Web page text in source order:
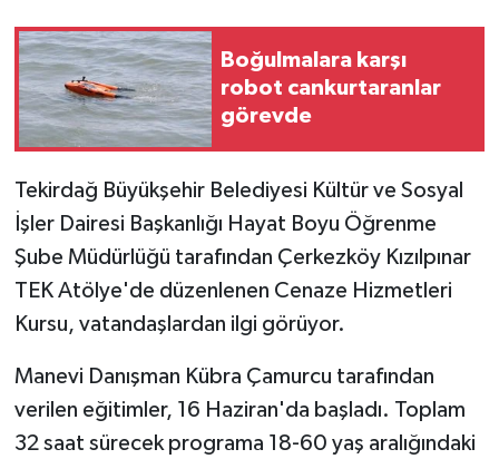
Boğulmalara karşı
robot cankurtaranlar
görevde
Tekirdağ Büyükşehir Belediyesi Kültür ve Sosyal
İşler Dairesi Başkanlığı Hayat Boyu Öğrenme
Şube Müdürlüğü tarafından Çerkezköy Kızılpınar
TEK Atölye'de düzenlenen Cenaze Hizmetleri
Kursu, vatandaşlardan ilgi görüyor.
Manevi Danışman Kübra Çamurcu tarafından
verilen eğitimler, 16 Haziran'da başladı. Toplam
32 saat sürecek programa 18-60 yaş aralığındaki
Güvenlik
HABERDE İNSAN
İNSAN
İş Dünyası
Jandarma
Kadın
KÜLTÜR SANAT
MAGAZİN